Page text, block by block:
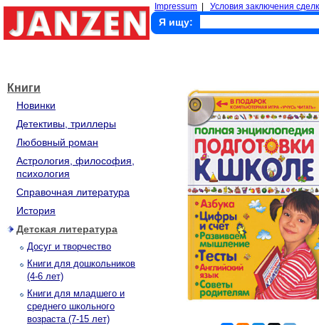
Impressum Условия заключения
Я ищу:
Книги
Новинки
Детективы, триллеры
Любовный роман
Астрология, философия,
психология
Справочная литература
История
Детская литература
Досуг и творчество
Книги для дошкольников
(4-6 лет)
Книги для младшего и
среднего школьного
возраста (7-15 лет)